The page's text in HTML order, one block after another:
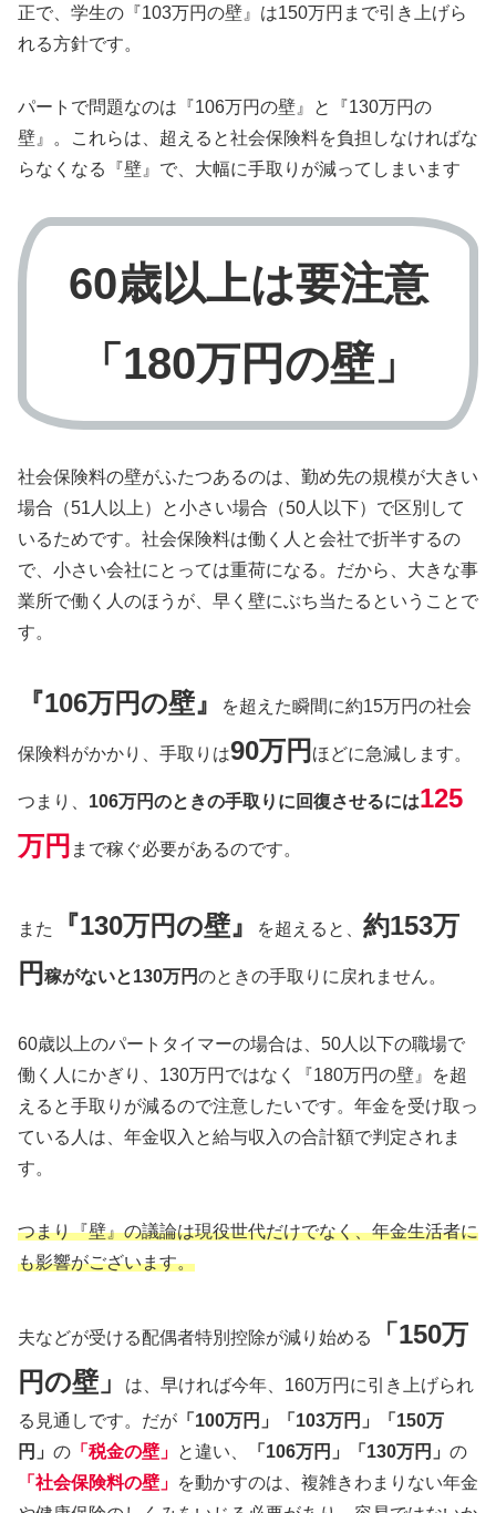
正で、学生の『103万円の壁』は150万円まで引き上げら
れる方針です。
パートで問題なのは『106万円の壁』と『130万円の
壁』。これらは、超えると社会保険料を負担しなければな
らなくなる『壁』で、大幅に手取りが減ってしまいます
60歳以上は要注意
「180万円の壁」
社会保険料の壁がふたつあるのは、勤め先の規模が大きい
場合（51人以上）と小さい場合（50人以下）で区別して
いるためです。社会保険料は働く人と会社で折半するの
で、小さい会社にとっては重荷になる。だから、大きな事
業所で働く人のほうが、早く壁にぶち当たるということで
す。
『106万円の壁』 を超えた瞬間に約15万円の社会
保険料がかかり、手取りは90万円 ほどに急減します。
つまり、 106万円のときの手取りに回復させるには125
万円 まで稼ぐ必要があるのです。
また 『130万円の壁』 を超えると、 約153万
円 稼がないと130万円のときの手取りに戻れません。
60歳以上のパートタイマーの場合は、50人以下の職場で
働く人にかぎり、130万円ではなく『180万円の壁』を超
えると手取りが減るので注意したいです。年金を受け取っ
ている人は、年金収入と給与収入の合計額で判定されま
す。
つまり『壁』の議論は現役世代だけでなく、年金生活者に
も影響がございます。
夫などが受ける配偶者特別控除が減り始める
「150万
円の壁」
は、早ければ今年、160万円に引き上げられ
る見通しです。だが 「100万円」「103万円」「150万
円」 の 「税金の壁」 と違い、 「106万円」「130万円」 の
「社会保険料の壁」 を動かすのは、複雑きわまりない年金